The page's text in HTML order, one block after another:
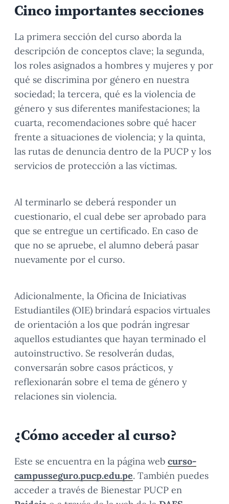
Cinco importantes secciones
La primera sección del curso aborda la
descripción de conceptos clave; la segunda,
los roles asignados a hombres y mujeres y por
qué se discrimina por género en nuestra
sociedad; la tercera, qué es la violencia de
género y sus diferentes manifestaciones; la
cuarta, recomendaciones sobre qué hacer
frente a situaciones de violencia; y la quinta,
las rutas de denuncia dentro de la PUCP y los
servicios de protección a las víctimas.
Al terminarlo se deberá responder un
cuestionario, el cual debe ser aprobado para
que se entregue un certificado. En caso de
que no se apruebe, el alumno deberá pasar
nuevamente por el curso.
Adicionalmente, la Oficina de Iniciativas
Estudiantiles (OIE) brindará espacios virtuales
de orientación a los que podrán ingresar
aquellos estudiantes que hayan terminado el
autoinstructivo. Se resolverán dudas,
conversarán sobre casos prácticos, y
reflexionarán sobre el tema de género y
relaciones sin violencia.
¿Cómo acceder al curso?
Este se encuentra en la página web curso-
campusseguro.pucp.edu.pe. También puedes
acceder a través de Bienestar PUCP en